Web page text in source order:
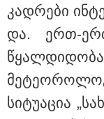
კად­რე­ბი
და. ერთ-
სი­ტუ­ა­ცია